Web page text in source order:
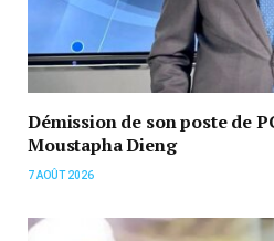
Démission de son poste de
Moustapha Dieng
7 AOÛT 2026